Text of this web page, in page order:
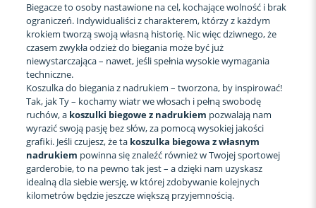
Biegacze to osoby nastawione na cel, kochające wolność i brak
ograniczeń. Indywidualiści z charakterem, którzy z każdym
krokiem tworzą swoją własną historię. Nic więc dziwnego, że
czasem zwykła odzież do biegania może być już
niewystarczająca – nawet, jeśli spełnia wysokie wymagania
techniczne.
Koszulka do biegania z nadrukiem – tworzona, by inspirować!
Tak, jak Ty – kochamy wiatr we włosach i pełną swobodę
ruchów, a koszulki biegowe z nadrukiem pozwalają nam
wyrazić swoją pasję bez słów, za pomocą wysokiej jakości
grafiki. Jeśli czujesz, że ta koszulka biegowa z własnym
nadrukiem powinna się znaleźć również w Twojej sportowej
garderobie, to na pewno tak jest – a dzięki nam uzyskasz
idealną dla siebie wersję, w której zdobywanie kolejnych
kilometrów będzie jeszcze większą przyjemnością.